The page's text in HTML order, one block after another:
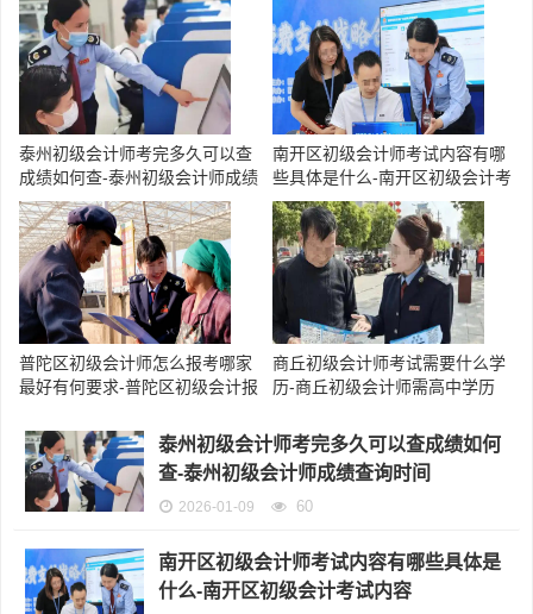
泰州初级会计师考完多久可以查
成绩如何查-泰州初级会计师成绩
查询时间
南开区初级会计师考试内容有哪
些具体是什么-南开区初级会计考
试内容
普陀区初级会计师怎么报考哪家
最好有何要求-普陀区初级会计报
商丘初级会计师考试需要什么学
历-商丘初级会计师需高中学历
泰州初级会计师考完多久可以查成绩如何
查-泰州初级会计师成绩查询时间
2026-01-09 60
南开区初级会计师考试内容有哪些具体是
什么-南开区初级会计考试内容